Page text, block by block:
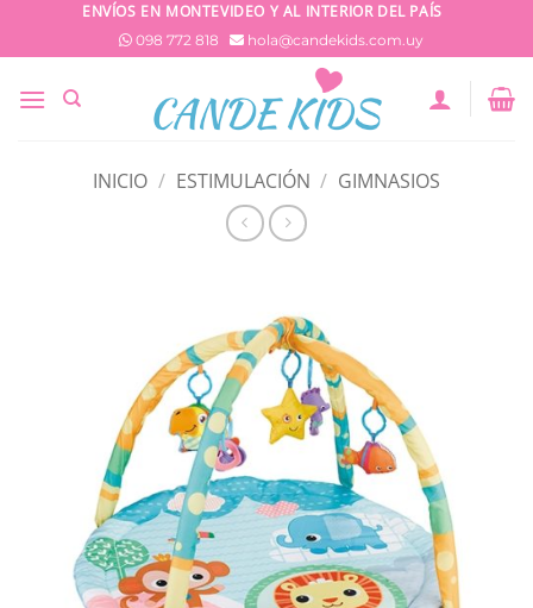
ENVÍOS EN MONTEVIDEO Y AL INTERIOR DEL PAÍS
098 772 818 hola@candekids.com.uy
INICIO / ESTIMULACIÓN / GIMNASIOS